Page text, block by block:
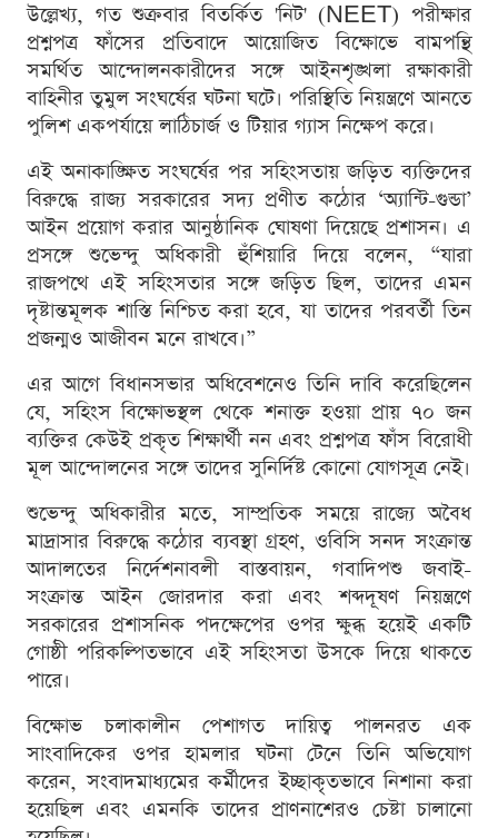
উল্লেখ্য, গত শুক্রবার বিতর্কিত 'নিট' (NEET) পরীক্ষার
প্রশ্নপত্র ফাঁসের প্রতিবাদে আয়োজিত বিক্ষোভে বামপন্থি
সমর্থিত আন্দোলনকারীদের সঙ্গে আইনশৃঙ্খলা রক্ষাকারী
বাহিনীর তুমুল সংঘর্ষের ঘটনা ঘটে। পরিস্থিতি নিয়ন্ত্রণে আনতে
পুলিশ একপর্যায়ে লাঠিচার্জ ও টিয়ার গ্যাস নিক্ষেপ করে।
এই অনাকাঙ্ক্ষিত সংঘর্ষের পর সহিংসতায় জড়িত ব্যক্তিদের
বিরুদ্ধে রাজ্য সরকারের সদ্য প্রণীত কঠোর ‘অ্যান্টি-গুন্ডা’
আইন প্রয়োগ করার আনুষ্ঠানিক ঘোষণা দিয়েছে প্রশাসন। এ
প্রসঙ্গে শুভেন্দু অধিকারী হুঁশিয়ারি দিয়ে বলেন, “যারা
রাজপথে এই সহিংসতার সঙ্গে জড়িত ছিল, তাদের এমন
দৃষ্টান্তমূলক শাস্তি নিশ্চিত করা হবে, যা তাদের পরবর্তী তিন
প্রজন্মও আজীবন মনে রাখবে।”
এর আগে বিধানসভার অধিবেশনেও তিনি দাবি করেছিলেন
যে, সহিংস বিক্ষোভস্থল থেকে শনাক্ত হওয়া প্রায় ৭০ জন
ব্যক্তির কেউই প্রকৃত শিক্ষার্থী নন এবং প্রশ্নপত্র ফাঁস বিরোধী
মূল আন্দোলনের সঙ্গে তাদের সুনির্দিষ্ট কোনো যোগসূত্র নেই।
শুভেন্দু অধিকারীর মতে, সাম্প্রতিক সময়ে রাজ্যে অবৈধ
মাদ্রাসার বিরুদ্ধে কঠোর ব্যবস্থা গ্রহণ, ওবিসি সনদ সংক্রান্ত
আদালতের নির্দেশনাবলী বাস্তবায়ন, গবাদিপশু জবাই-
সংক্রান্ত আইন জোরদার করা এবং শব্দদূষণ নিয়ন্ত্রণে
সরকারের প্রশাসনিক পদক্ষেপের ওপর ক্ষুব্ধ হয়েই একটি
গোষ্ঠী পরিকল্পিতভাবে এই সহিংসতা উসকে দিয়ে থাকতে
পারে।
বিক্ষোভ চলাকালীন পেশাগত দায়িত্ব পালনরত এক
সাংবাদিকের ওপর হামলার ঘটনা টেনে তিনি অভিযোগ
করেন, সংবাদমাধ্যমের কর্মীদের ইচ্ছাকৃতভাবে নিশানা করা
হয়েছিল এবং এমনকি তাদের প্রাণনাশেরও চেষ্টা চালানো